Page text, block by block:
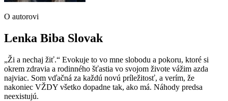
O autorovi
Lenka Biba Slovak
„Ži a nechaj žiť.“ Evokuje to vo mne slobodu a pokoru, ktoré si
okrem zdravia a rodinného šťastia vo svojom živote vážim azda
najviac. Som vďačná za každú novú príležitosť, a verím, že
nakoniec VŽDY všetko dopadne tak, ako má. Náhody predsa
neexistujú.